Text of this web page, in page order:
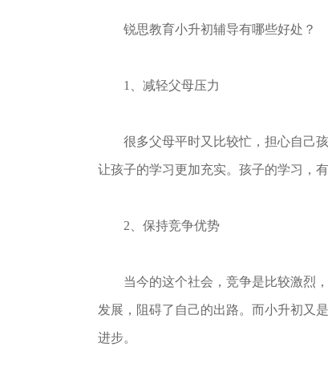
锐思教育小升初辅导有哪些好处？
1、减轻父母压力
很多父母平时又比较忙，担心自己孩
让孩子的学习更加充实。孩子的学习，
2、保持竞争优势
当今的这个社会，竞争是比较激烈，
发展，阻碍了自己的出路。而小升初又
进步。